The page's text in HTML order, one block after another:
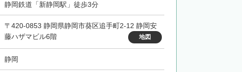
静岡鉄道「新静岡駅」徒歩3分
〒420-0853 静岡県静岡市葵区追手町2-12 静岡安
藤ハザマビル6階
地図
静岡